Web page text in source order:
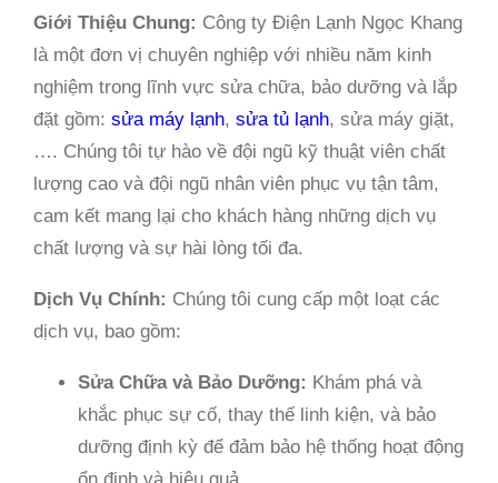
Giới Thiệu Chung: Công ty Điện Lạnh Ngọc Khang
là một đơn vị chuyên nghiệp với nhiều năm kinh
nghiệm trong lĩnh vực sửa chữa, bảo dưỡng và lắp
đặt gồm: sửa máy lạnh, sửa tủ lạnh, sửa máy giặt,
…. Chúng tôi tự hào về đội ngũ kỹ thuật viên chất
lượng cao và đội ngũ nhân viên phục vụ tận tâm,
cam kết mang lại cho khách hàng những dịch vụ
chất lượng và sự hài lòng tối đa.
Dịch Vụ Chính: Chúng tôi cung cấp một loạt các
dịch vụ, bao gồm:
Sửa Chữa và Bảo Dưỡng: Khám phá và
khắc phục sự cố, thay thế linh kiện, và bảo
dưỡng định kỳ để đảm bảo hệ thống hoạt động